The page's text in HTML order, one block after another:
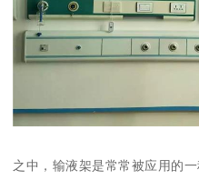
之中，输液架是常常被应用的